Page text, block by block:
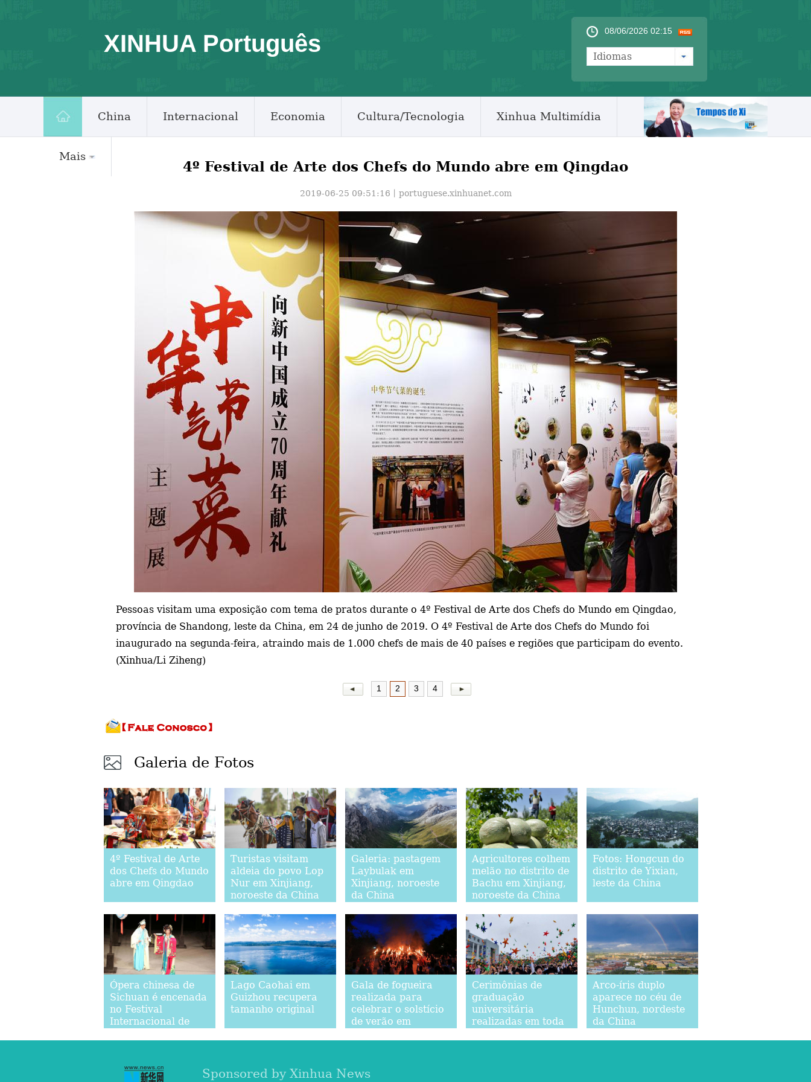
XINHUA Português 08/06/2026 02:15
Idiomas
China Internacional Economia Cultura/Tecnologia Xinhua Multimídia
Mais
4º Festival de Arte dos Chefs do Mundo abre em Qingdao
2019-06-25 09:51:16丨 portuguese.xinhuanet.com
Pessoas visitam uma exposição com tema de pratos durante o 4º Festival de Arte dos Chefs do Mundo em Qingdao,
província de Shandong, leste da China, em 24 de junho de 2019. O 4º Festival de Arte dos Chefs do Mundo foi
inaugurado na segunda-feira, atraindo mais de 1.000 chefs de mais de 40 países e regiões que participam do evento.
(Xinhua/Li Ziheng)
1 2 3 4
Galeria de Fotos
4º Festival de Arte
dos Chefs do Mundo
abre em Qingdao
Turistas visitam
aldeia do povo Lop
Nur em Xinjiang,
noroeste da China
Galeria: pastagem
Laybulak em
Xinjiang, noroeste
da China
Agricultores colhem
melão no distrito de
Bachu em Xinjiang,
noroeste da China
Fotos: Hongcun do
distrito de Yixian,
leste da China
Ópera chinesa de
Sichuan é encenada
no Festival
Internacional de
Lago Caohai em
Guizhou recupera
tamanho original
Gala de fogueira
realizada para
celebrar o solstício
de verão em
Cerimônias de
graduação
universitária
realizadas em toda
Arco-íris duplo
aparece no céu de
Hunchun, nordeste
da China
Sponsored by Xinhua News